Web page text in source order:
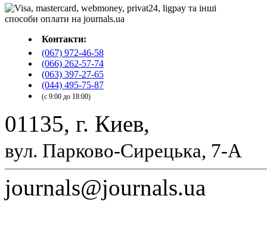
Контакти:
(067) 972-46-58
(066) 262-57-74
(063) 397-27-65
(044) 495-75-87
(с 9:00 до 18:00)
01135, г. Киев,
вул. Парково-Сирецька, 7-А
journals@journals.ua